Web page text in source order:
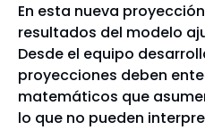
En esta nueva
resultados del modelo
Desde el equipo
proyecciones deben
matemáticos que
lo que no pueden